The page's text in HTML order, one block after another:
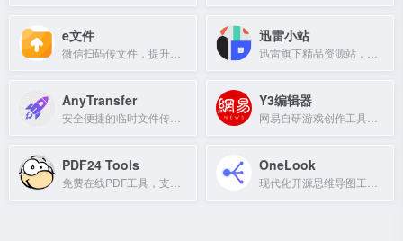
e文件 迅雷小站
AnyTransfer Y3编辑器
PDF24 Tools OneLook